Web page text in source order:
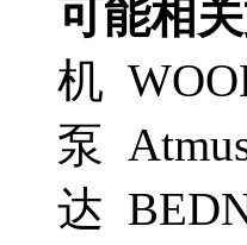
可能相关
机
泵
达